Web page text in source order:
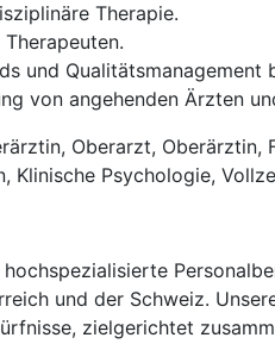
Therapie.
und Qualitätsmanagement
von angehenden Ärzten
Oberarzt, Oberärztin,
Klinische Psychologie,
und der Schweiz.
zielgerichtet